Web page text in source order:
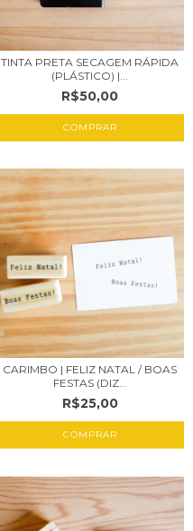
TINTA PRETA SECAGEM RÁPIDA
(PLÁSTICO) |...
R$50,00
COMPRAR
CARIMBO | FELIZ NATAL / BOAS
FESTAS (DIZ...
R$25,00
COMPRAR